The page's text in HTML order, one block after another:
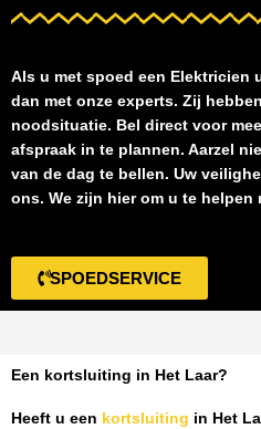
Als u met spoed een Elektricien
dan met onze experts. Zij
noodsituatie. Bel direct voor
afspraak in te plannen. Aarzel
van de dag te bellen. Uw
ons. We zijn hier om u te helpen
SPOEDSERVICE
Een kortsluiting in Het Laar?
Heeft u een kortsluiting in Het